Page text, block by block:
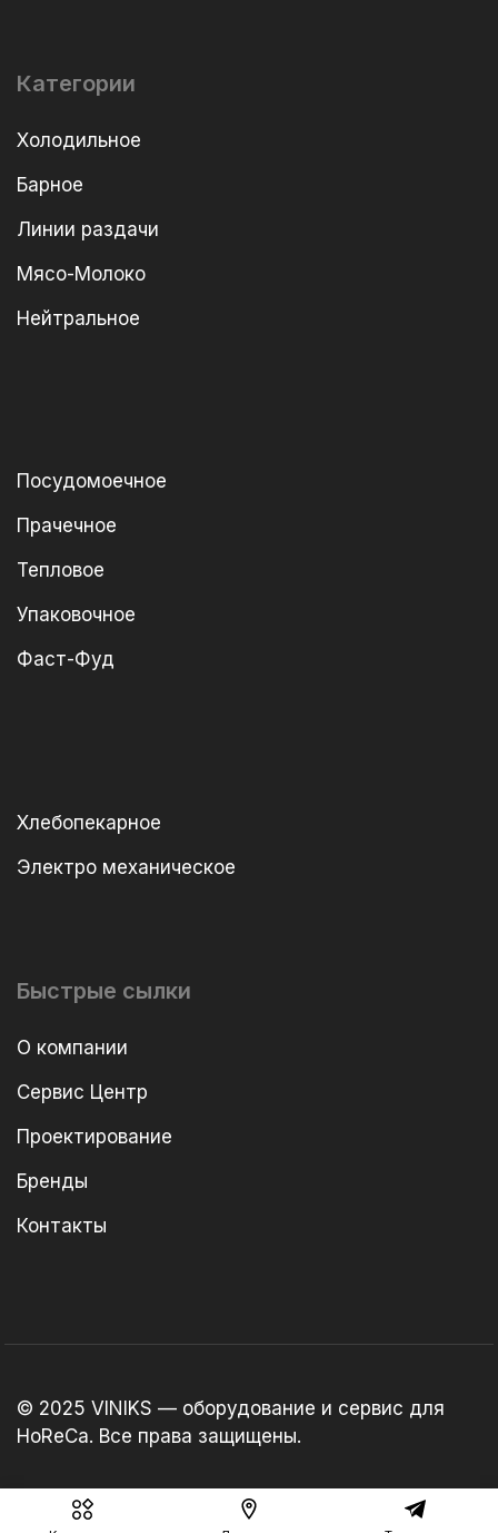
Категории
Холодильное
Барное
Линии раздачи
Мясо-Молоко
Нейтральное
Посудомоечное
Прачечное
Тепловое
Упаковочное
Фаст-Фуд
Хлебопекарное
Электро механическое
Быстрые сылки
О компании
Сервис Центр
Проектирование
Бренды
Контакты
© 2025 VINIKS — оборудование и сервис для
HoReCa. Все права защищены.